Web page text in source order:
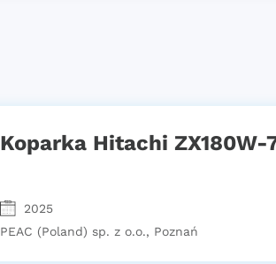
Koparka Hitachi
2025
PEAC (Poland) sp. z o.o., Poznań